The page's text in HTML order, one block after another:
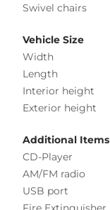
Swivel chairs
Vehicle Size
Width
Length
Interior height
Exterior height
Additional Items
CD-Player
AM/FM radio
USB port